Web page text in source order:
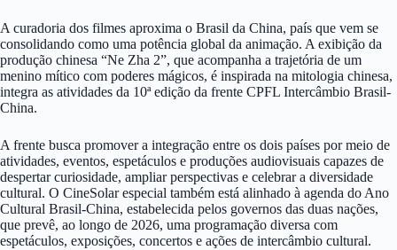
A curadoria dos filmes aproxima o Brasil da China, país que vem se
consolidando como uma potência global da animação. A exibição da
produção chinesa “Ne Zha 2”, que acompanha a trajetória de um
menino mítico com poderes mágicos, é inspirada na mitologia chinesa,
integra as atividades da 10ª edição da frente CPFL Intercâmbio Brasil-
China.
A frente busca promover a integração entre os dois países por meio de
atividades, eventos, espetáculos e produções audiovisuais capazes de
despertar curiosidade, ampliar perspectivas e celebrar a diversidade
cultural. O CineSolar especial também está alinhado à agenda do Ano
Cultural Brasil-China, estabelecida pelos governos das duas nações,
que prevê, ao longo de 2026, uma programação diversa com
espetáculos, exposições, concertos e ações de intercâmbio cultural.